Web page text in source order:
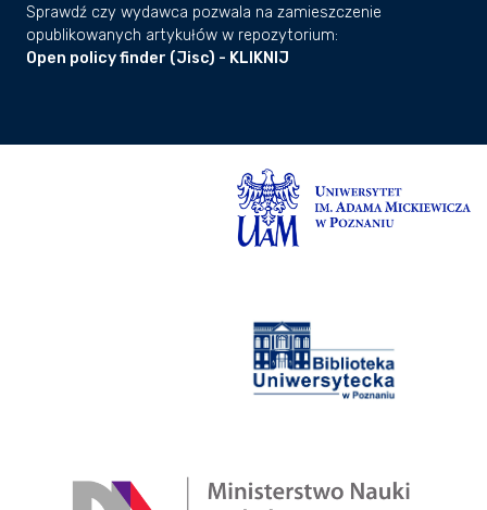
Sprawdź czy wydawca pozwala na zamieszczenie
opublikowanych artykułów w repozytorium:
Open policy finder (Jisc) - KLIKNIJ